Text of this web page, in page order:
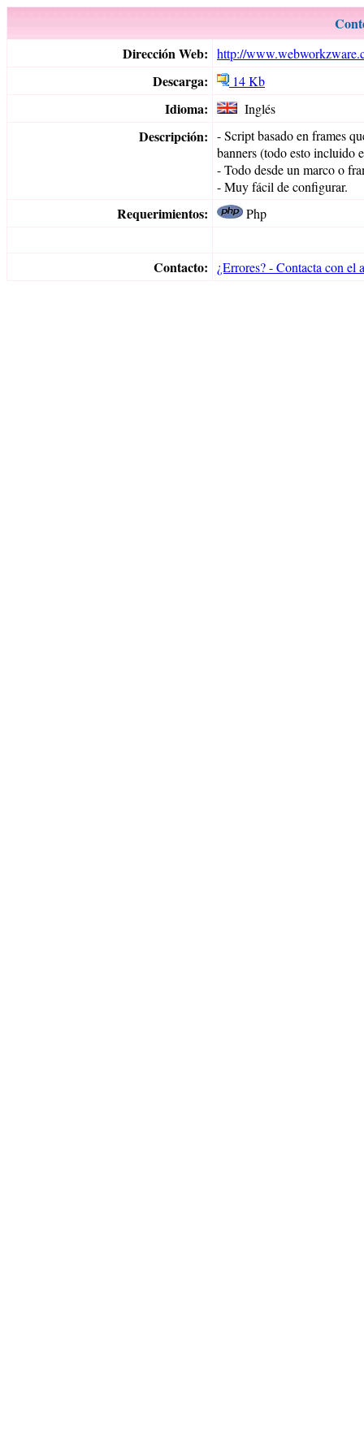
Dirección Web: http://
Descarga: 14 Kb
Idioma: Inglés
Descripción: - Script basado en frames
banners (todo esto incluido
- Todo desde un marco o
- Muy fácil de configurar.
Requerimientos: Php
Contacto: ¿Errores? - Contacta con el